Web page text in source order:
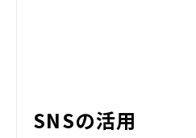
SNSの活用